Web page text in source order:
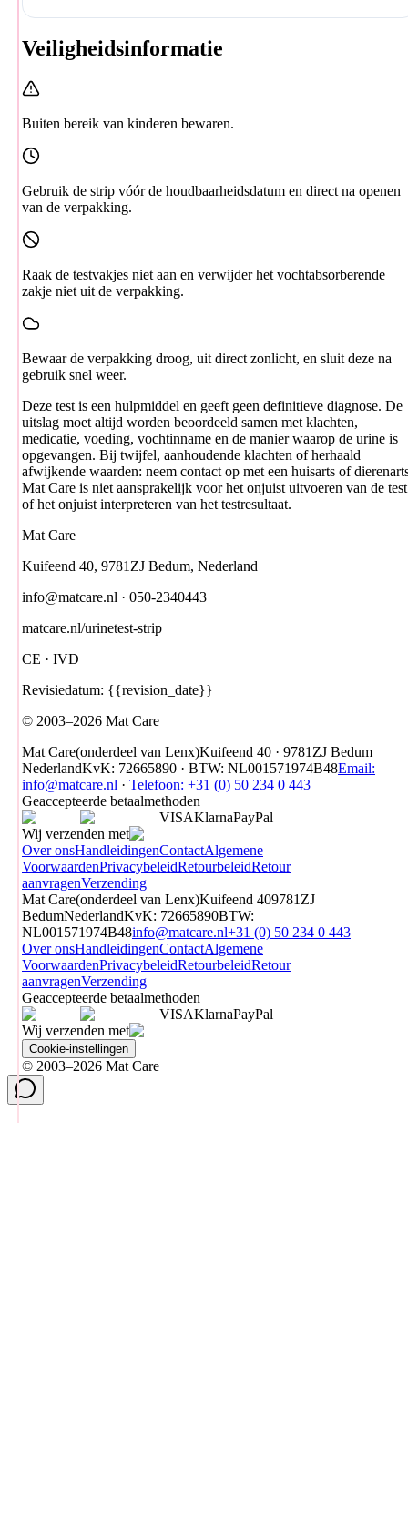
Veiligheidsinformatie
Buiten bereik van kinderen bewaren.
Gebruik de strip vóór de houdbaarheidsdatum en direct na openen
van de verpakking.
Raak de testvakjes niet aan en verwijder het vochtabsorberende
zakje niet uit de verpakking.
Bewaar de verpakking droog, uit direct zonlicht, en sluit deze na
gebruik snel weer.
Deze test is een hulpmiddel en geeft geen definitieve diagnose. De
uitslag moet altijd worden beoordeeld samen met klachten,
medicatie, voeding, vochtinname en de manier waarop de urine is
opgevangen. Bij twijfel, aanhoudende klachten of herhaald
afwijkende waarden: neem contact op met een huisarts of
Mat Care is niet aansprakelijk voor het onjuist uitvoeren van de test
of het onjuist interpreteren van het testresultaat.
Mat Care
Kuifeend 40, 9781ZJ Bedum, Nederland
info@matcare.nl · 050-2340443
matcare.nl/urinetest-strip
CE · IVD
Revisiedatum: {{revision_date}}
© 2003–2026 Mat Care
Mat Care(onderdeel van Lenx)Kuifeend 40 · 9781ZJ Bedum
NederlandKvK: 72665890 · BTW: NL001571974B48Email:
info@matcare.nl · Telefoon: +31 (0) 50 234 0 443
Geaccepteerde betaalmethoden
VISAKlarnaPayPal
Wij verzenden met
Over onsHandleidingenContactAlgemene
VoorwaardenPrivacybeleidRetourbeleidRetour
aanvragenVerzending
Mat Care(onderdeel van Lenx)Kuifeend 409781ZJ
BedumNederlandKvK: 72665890BTW:
NL001571974B48info@matcare.nl+31 (0) 50 234 0 443
Over onsHandleidingenContactAlgemene
VoorwaardenPrivacybeleidRetourbeleidRetour
aanvragenVerzending
Geaccepteerde betaalmethoden
VISAKlarnaPayPal
Wij verzenden met
Cookie-instellingen
© 2003–2026 Mat Care